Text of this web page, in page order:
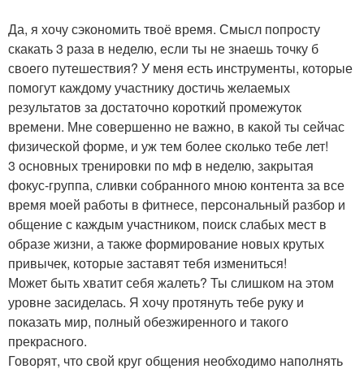
Да, я хочу сэкономить твоё время. Смысл попросту
скакать 3 раза в неделю, если ты не знаешь точку б
своего путешествия? У меня есть инструменты, которые
помогут каждому участнику достичь желаемых
результатов за достаточно короткий промежуток
времени. Мне совершенно не важно, в какой ты сейчас
физической форме, и уж тем более сколько тебе лет!
3 основных тренировки по мф в неделю, закрытая
фокус-группа, сливки собранного мною контента за все
время моей работы в фитнесе, персональный разбор и
общение с каждым участником, поиск слабых мест в
образе жизни, а также формирование новых крутых
привычек, которые заставят тебя измениться!
Может быть хватит себя жалеть? Ты слишком на этом
уровне засиделась. Я хочу протянуть тебе руку и
показать мир, полный обезжиренного и такого
прекрасного.
Говорят, что свой круг общения необходимо наполнять